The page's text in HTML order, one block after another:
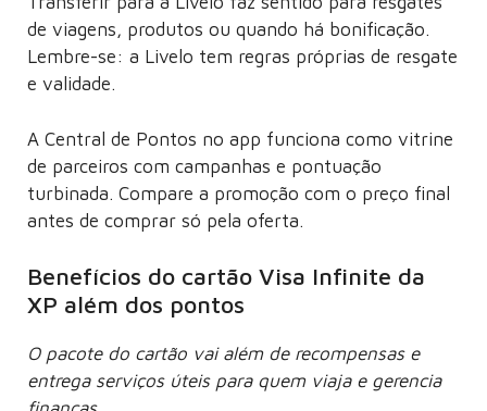
de viagens, produtos ou quando há bonificação.
Lembre-se: a Livelo tem regras próprias de resgate
e validade.
A Central de Pontos no app funciona como vitrine
de parceiros com campanhas e pontuação
turbinada. Compare a promoção com o preço final
antes de comprar só pela oferta.
Benefícios do cartão Visa Infinite da
XP além dos pontos
O pacote do cartão vai além de recompensas e
entrega serviços úteis para quem viaja e gerencia